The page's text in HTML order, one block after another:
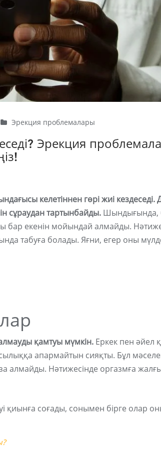
Эрекция проблемалары
Эрекция
келетіннен гөрі жиі
сұраудан тартынбайды. Шындығында,
бар екенін мойындай алмайды.
табуға болады. Яғни, егер оны
қамтуы мүмкін. Еркек пен әйел
апармайтын сияқты. Бұл
алмайды. Нәтижесінде оргазмға
қиынға соғады, сонымен бірге олар